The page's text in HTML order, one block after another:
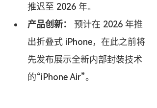
推迟至 2026 年。
产品创新：
预计在 2026 年推
出折叠式 iPhone，在此之前将
先发布展示全新内部封装技术
的“iPhone Air”。